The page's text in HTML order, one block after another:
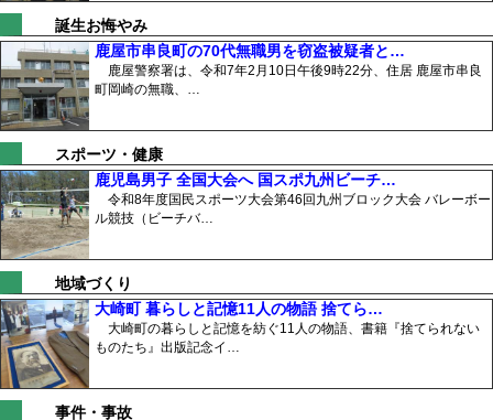
誕生お悔やみ
鹿屋市串良町の70代無職男を窃盗被疑者と…
鹿屋警察署は、令和7年2月10日午後9時22分、住居 鹿屋市串良
町岡崎の無職、…
スポーツ・健康
鹿児島男子 全国大会へ 国スポ九州ビーチ…
令和8年度国民スポーツ大会第46回九州ブロック大会 バレーボー
ル競技（ビーチバ…
地域づくり
大崎町 暮らしと記憶11人の物語 捨てら…
大崎町の暮らしと記憶を紡ぐ11人の物語、書籍『捨てられない
ものたち』出版記念イ…
事件・事故